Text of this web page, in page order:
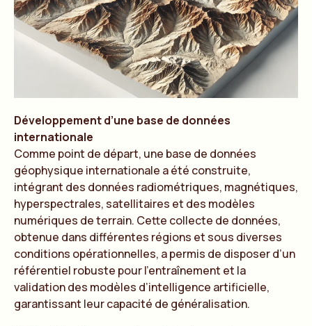
Développement d’une base de données
internationale
Comme point de départ, une base de données
géophysique internationale a été construite,
intégrant des données radiométriques, magnétiques,
hyperspectrales, satellitaires et des modèles
numériques de terrain. Cette collecte de données,
obtenue dans différentes régions et sous diverses
conditions opérationnelles, a permis de disposer d’un
référentiel robuste pour l’entraînement et la
validation des modèles d’intelligence artificielle,
garantissant leur capacité de généralisation.